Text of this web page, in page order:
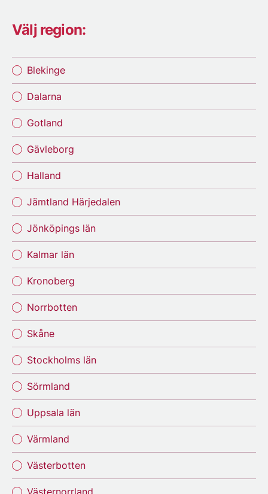
Välj region:
Blekinge
Dalarna
Gotland
Gävleborg
Halland
Jämtland Härjedalen
Jönköpings län
Kalmar län
Kronoberg
Norrbotten
Skåne
Stockholms län
Sörmland
Uppsala län
Värmland
Västerbotten
Västernorrland